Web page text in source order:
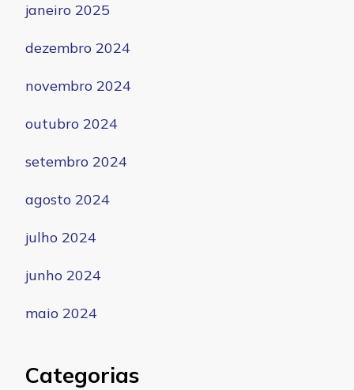
janeiro 2025
dezembro 2024
novembro 2024
outubro 2024
setembro 2024
agosto 2024
julho 2024
junho 2024
maio 2024
Categorias